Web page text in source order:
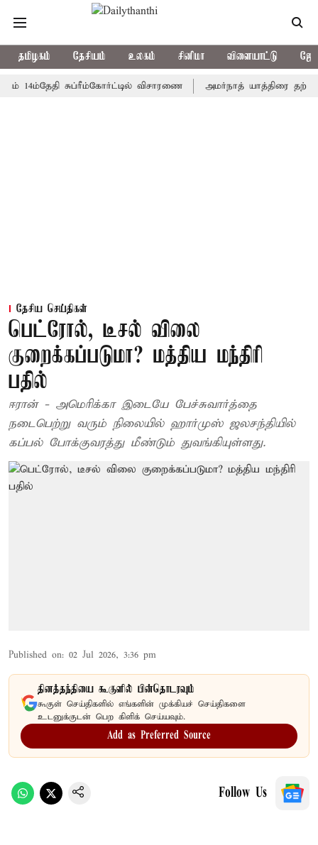
தமிழகம் தேசியம் உலகம் சினிமா விளையாட்டு
சுப்ரீம்கோர்ட்டில் விசாரணை அமர்நாத் யாத்திரை தற்காலிகமாக
தேசிய செய்திகள்
பெட்ரோல், டீசல் விலை
குறைக்கப்படுமா? மத்திய மந்திரி
பதில்
ஈரான் - அமெரிக்கா இடையே பேச்சுவார்த்தை
நடைபெற்று வரும் நிலையில் ஹார்முஸ் ஜலசந்தியில்
கப்பல் போக்குவரத்து மீண்டும் துவங்கியுள்ளது.
Published on: 02 Jul 2026, 3:36 pm
தினத்தந்தியை கூகுளில் பின்தொடரவும்
கூகுள் செய்திகளில் எங்களின் முக்கியச் செய்திகளை
உடனுக்குடன் பெற கிளிக் செய்யவும்.
Add as Preferred Source
Follow Us